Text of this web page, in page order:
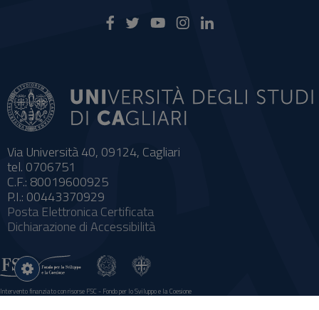
Via Università 40, 09124, Cagliari
tel. 0706751
C.F.: 80019600925
P.I.: 00443370929
Posta Elettronica Certificata
Dichiarazione di Accessibilità
Intervento finanziato con risorse FSC - Fondo per lo Sviluppo e la Coesione
Sistema informatico gestionale integrato a supporto della didattica e della ricerca e potenziamento dei servizi online agli
Impostazioni
cookie